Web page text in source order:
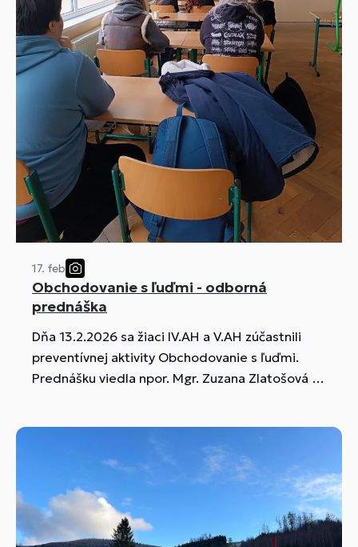
17. feb
Obchodovanie s ľuďmi - odborná
prednáška
Dňa 13.2.2026 sa žiaci IV.AH a V.AH zúčastnili
preventívnej aktivity Obchodovanie s ľuďmi.
Prednášku viedla npor. Mgr. Zuzana Zlatošová –